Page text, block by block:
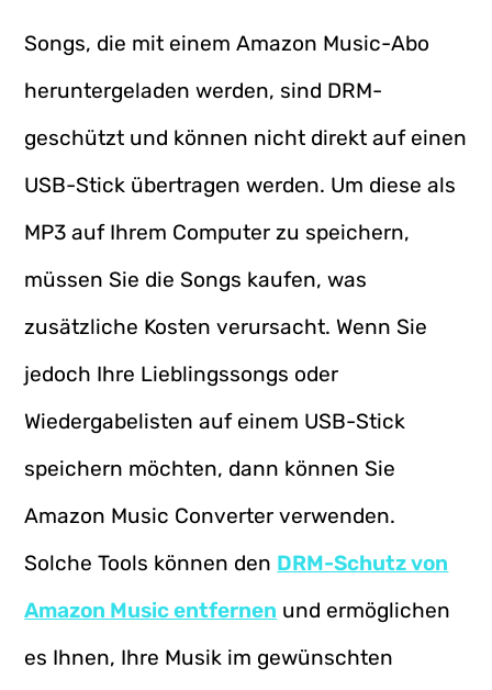
Songs, die mit einem Amazon Music-Abo
heruntergeladen werden, sind DRM-
geschützt und können nicht direkt auf einen
USB-Stick übertragen werden. Um diese als
MP3 auf Ihrem Computer zu speichern,
müssen Sie die Songs kaufen, was
zusätzliche Kosten verursacht. Wenn Sie
jedoch Ihre Lieblingssongs oder
Wiedergabelisten auf einem USB-Stick
speichern möchten, dann können Sie
Amazon Music Converter verwenden.
Solche Tools können den DRM-Schutz von
Amazon Music entfernen und ermöglichen
es Ihnen, Ihre Musik im gewünschten